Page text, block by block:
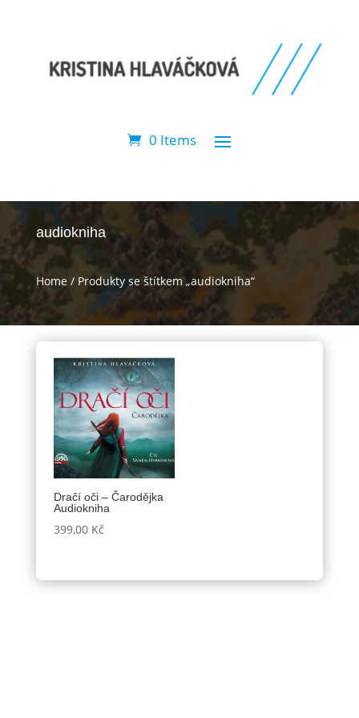
0 Items
audiokniha
Home/ Produkty se štítkem „audiokniha“
Dračí oči – Čarodějka
Audiokniha
399,00 Kč